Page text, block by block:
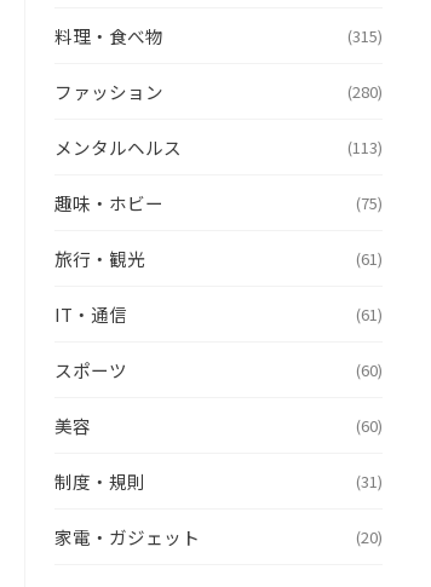
料理・食べ物 (315)
ファッション (280)
メンタルヘルス (113)
趣味・ホビー (75)
旅行・観光 (61)
IT・通信 (61)
スポーツ (60)
美容 (60)
制度・規則 (31)
家電・ガジェット (20)